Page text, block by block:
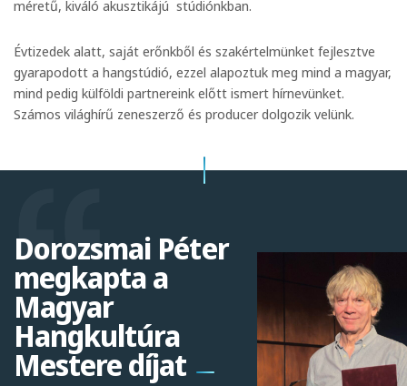
méretű, kiváló akusztikájú stúdiónkban.
Évtizedek alatt, saját erőnkből és szakértelmünket fejlesztve
gyarapodott a hangstúdió, ezzel alapoztuk meg mind a magyar,
mind pedig külföldi partnereink előtt ismert hírnevünket.
Számos világhírű zeneszerző és producer dolgozik velünk.
Dorozsmai Péter
megkapta a
Magyar
Hangkultúra
Mestere díjat